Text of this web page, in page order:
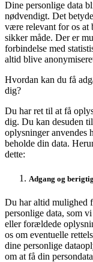
Dine personlige data
nødvendigt. Det
være relevant for os at
sikker måde. Der er
forbindelse med
altid blive
Hvordan kan du få
dig?
Du har ret til at få
dig. Du kan desuden
oplysninger anvendes
beholde din data.
dette:
Adgang og
Du har altid mulighed
personlige data, som
eller forældede
os om eventuelle
dine personlige
om at få din